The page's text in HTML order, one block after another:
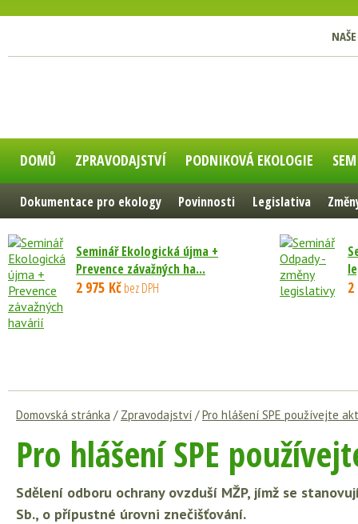
DOMŮ ZPRAVODAJSTVÍ PODNIKOVÁ EKOLOGIE
Dokumentace pro ekology Povinnosti Legislativa
Seminář Ekologická újma +
Prevence závažných ha...
2 975 Kčbez DPH 2
Domovská stránka / Zpravodajství /Pro hlášení SPE používejte
Pro hlášení SPE
Sdělení odboru ochrany ovzduší MŽP, jímž se
Sb., o přípustné úrovni znečišťování.